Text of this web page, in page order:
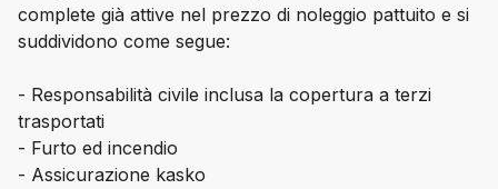
complete già attive nel prezzo di noleggio pattuito e si
suddividono come segue:
- Responsabilità civile inclusa la copertura a terzi
trasportati
- Furto ed incendio
- Assicurazione kasko